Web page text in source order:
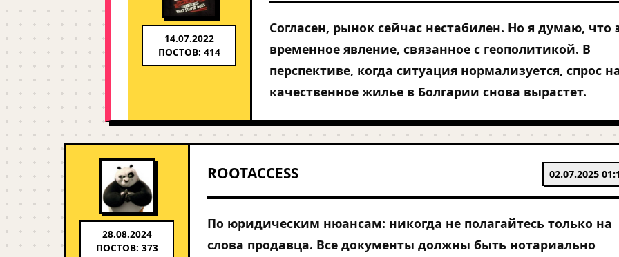
14.07.2022
ПОСТОВ: 414
Согласен, рынок сейчас нестабилен. Но я думаю, что
временное явление, связанное с геополитикой. В
перспективе, когда ситуация нормализуется, спрос
качественное жилье в Болгарии снова вырастет.
28.08.2024
ПОСТОВ: 373
ROOTACCESS 02.07.2025
По юридическим нюансам: никогда не полагайтесь только на
слова продавца. Все документы должны быть нотариально